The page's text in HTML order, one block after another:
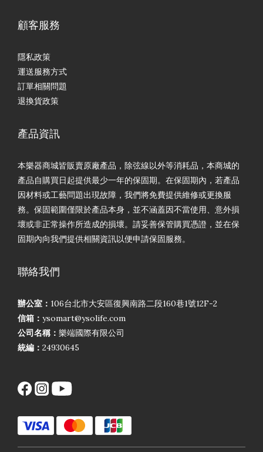
顧客服務
隱私政策
運送服務方式
訂單相關問題
退換貨政策
產品資訊
本樂器商城皆販賣原廠產品，除弦線以外等消耗品，本商城的
產品自購買日起提供最少一年的保固期。在保固期內，若產品
因材料或工藝問題出現故障，我們將免費提供維修或更換服
務。保固範圍僅限於產品本身，並不涵蓋因不當使用、意外損
壞或非正常操作所造成的損壞。請妥善保管購買憑證，並在保
固期內向我們提供相關資訊以便申請保固服務。
聯絡我們
辦公室： 106台北市大安區復興南路二段160巷1號12F-2
信箱： ysomart@ysolife.com
公司名稱： 樂端國際有限公司
統編： 24930645